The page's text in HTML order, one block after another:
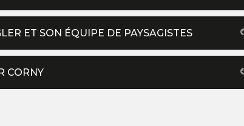
ET SON ÉQUIPE DE PAYSAGISTES
CORNY